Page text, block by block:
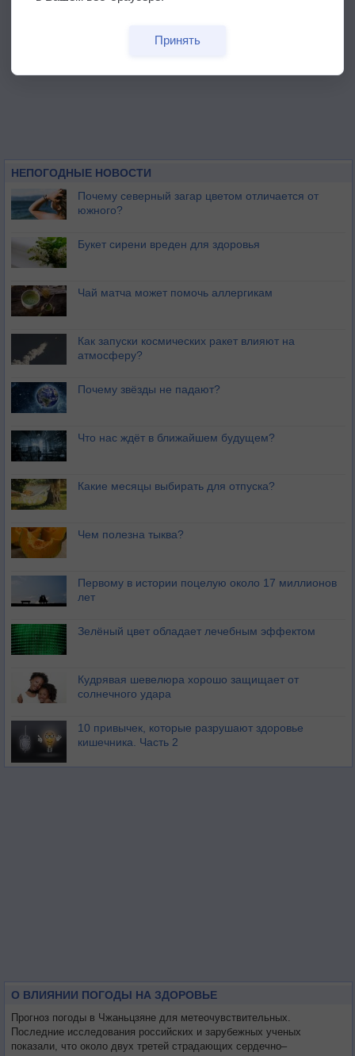
НЕПОГОДНЫЕ НОВОСТИ
Почему северный загар цветом отличается от
южного?
Букет сирени вреден для здоровья
Чай матча может помочь аллергикам
Как запуски космических ракет влияют на
атмосферу?
Почему звёзды не падают?
Что нас ждёт в ближайшем будущем?
Какие месяцы выбирать для отпуска?
Чем полезна тыква?
Первому в истории поцелую около 17 миллионов
лет
Зелёный цвет обладает лечебным эффектом
Кудрявая шевелюра хорошо защищает от
солнечного удара
10 привычек, которые разрушают здоровье
кишечника. Часть 2
О ВЛИЯНИИ ПОГОДЫ НА ЗДОРОВЬЕ
Прогноз погоды в Чжаньцзяне для метеочувствительных.
Последние исследования российских и зарубежных ученых
показали, что около двух третей страдающих сердечно–
Принять